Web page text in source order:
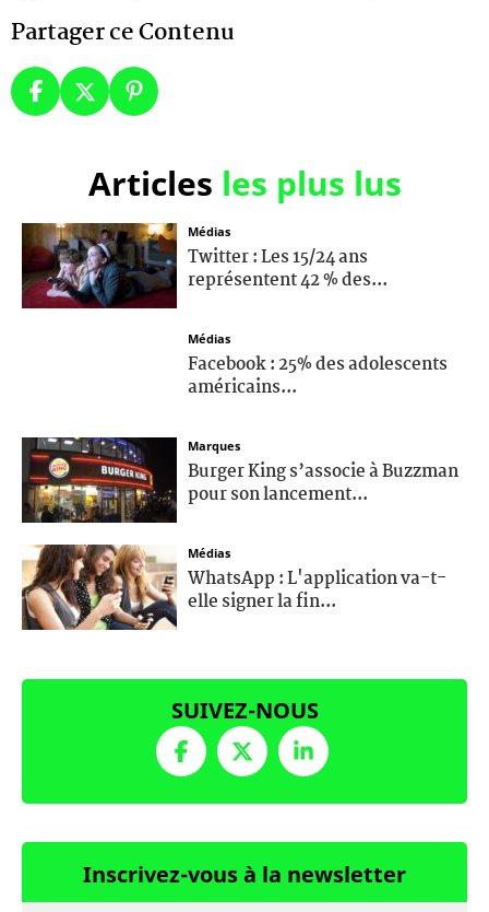
Partager ce Contenu
Articles les plus lus
Médias
Twitter : Les 15/24 ans
représentent 42 % des...
Médias
Facebook : 25% des adolescents
américains...
Marques
Burger King s’associe à Buzzman
pour son lancement...
Médias
WhatsApp : L'application va-t-
elle signer la fin...
SUIVEZ-NOUS
Inscrivez-vous à la newsletter